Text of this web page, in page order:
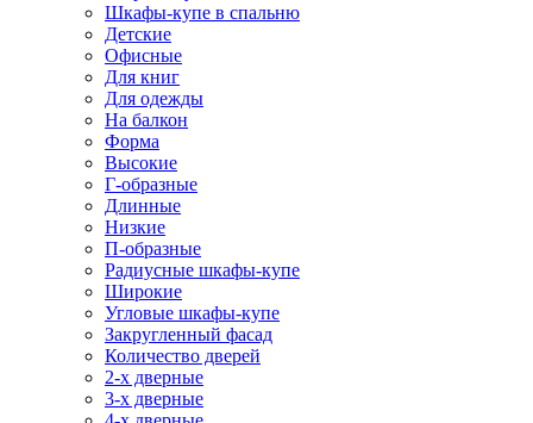
Шкафы-купе в спальню
Детские
Офисные
Для книг
Для одежды
На балкон
Форма
Высокие
Г-образные
Длинные
Низкие
П-образные
Радиусные шкафы-купе
Широкие
Угловые шкафы-купе
Закругленный фасад
Количество дверей
2-х дверные
3-х дверные